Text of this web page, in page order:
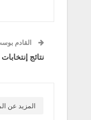
نتائج
المزيد عن